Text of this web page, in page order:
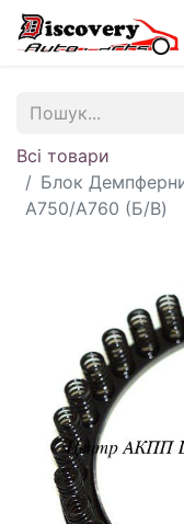
Всі товари
Блок
A750/A760 (Б/В)